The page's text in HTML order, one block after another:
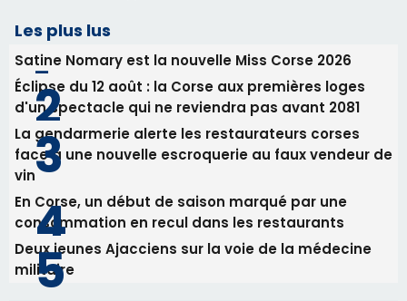
En Corse, un début de saison marqué par une
consommation en recul dans les restaurants
Deux jeunes Ajacciens sur la voie de la médecine
militaire
Newsletter
Inscrivez-vous à la newsletter de CNI et recevez par
email les infos les plus importantes et une sélection de
nos meilleurs articles